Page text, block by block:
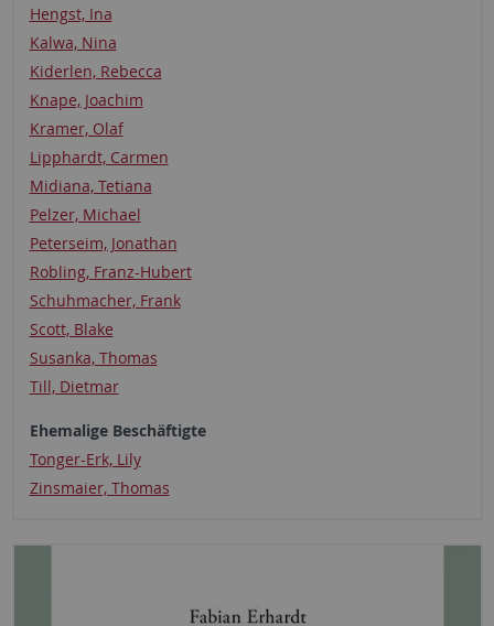
Hengst, Ina
Kalwa, Nina
Kiderlen, Rebecca
Knape, Joachim
Kramer, Olaf
Lipphardt, Carmen
Midiana, Tetiana
Pelzer, Michael
Peterseim, Jonathan
Robling, Franz-Hubert
Schuhmacher, Frank
Scott, Blake
Susanka, Thomas
Till, Dietmar
Ehemalige Beschäftigte
Tonger-Erk, Lily
Zinsmaier, Thomas